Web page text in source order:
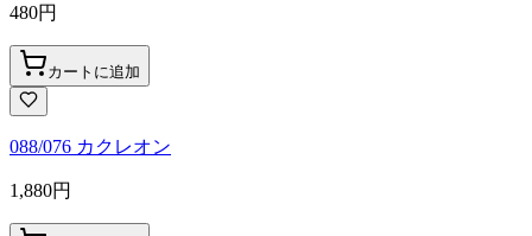
480円
カートに追加
088/076 カクレオン
1,880円